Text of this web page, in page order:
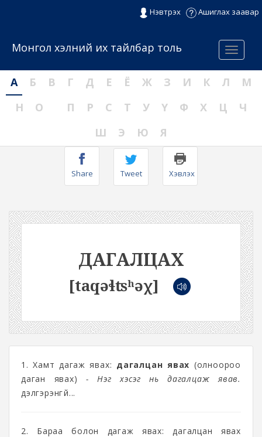
Нэвтрэх Ашиглах заавар
Menu
Монгол хэлний их тайлбар толь
А Б В Г Д Е Ё Ж З И К Л
М
Н
О П Р С Т У Ү Ф Х Ц
Ч
Ш
Э Ю Я
Share Tweet Хэвлэх
ДАГАЛЦАХ
[taqəɬʦʰəχ]
1. Хамт дагаж явах: дагалцан явах (олноороо
даган явах)- Нэг хэсэг нь дагалцаж явав.
дэлгэрэнгүй...
2. Бараа болон дагаж явах: дагалцан явах